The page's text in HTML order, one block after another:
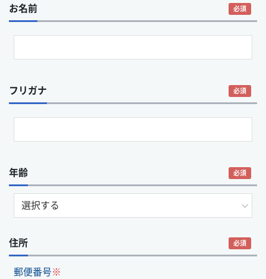
必須
お名前
必須
フリガナ
必須
年齢
必須
住所
郵便番号※